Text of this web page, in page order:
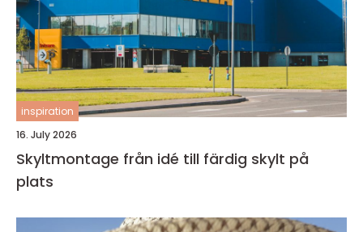
inspiration
16. July 2026
Skyltmontage från idé till färdig skylt på
plats